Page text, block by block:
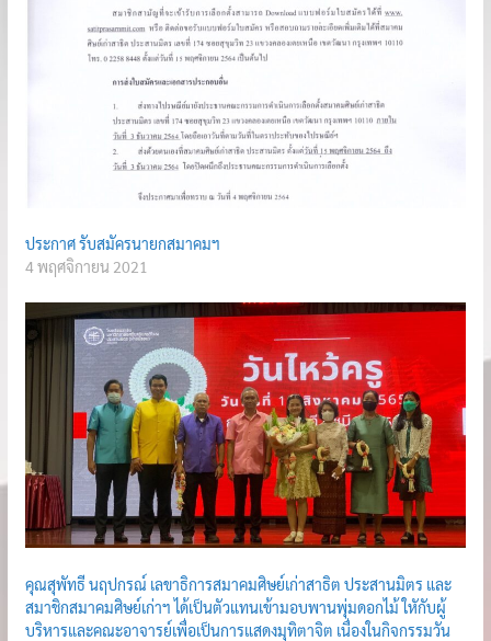
ประกาศ รับสมัครนายกสมาคมฯ
4 พฤศจิกายน 2021
คุณสุพัทธี นฤปกรณ์ เลขาธิการสมาคมศิษย์เก่าสาธิต ประสานมิตร และ
สมาชิกสมาคมศิษย์เก่าฯ ได้เป็นตัวแทนเข้ามอบพานพุ่มดอกไม้ ใหักับผู้
บริหารและคณะอาจารย์เพื่อเป็นการแสดงมุทิตาจิต เนื่องในกิจกรรมวัน